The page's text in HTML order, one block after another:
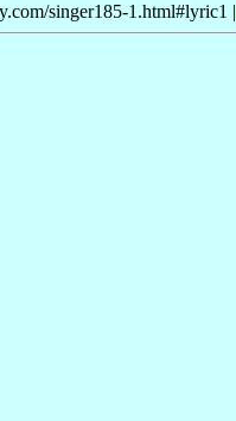
singer185-1.html#lyric1 |